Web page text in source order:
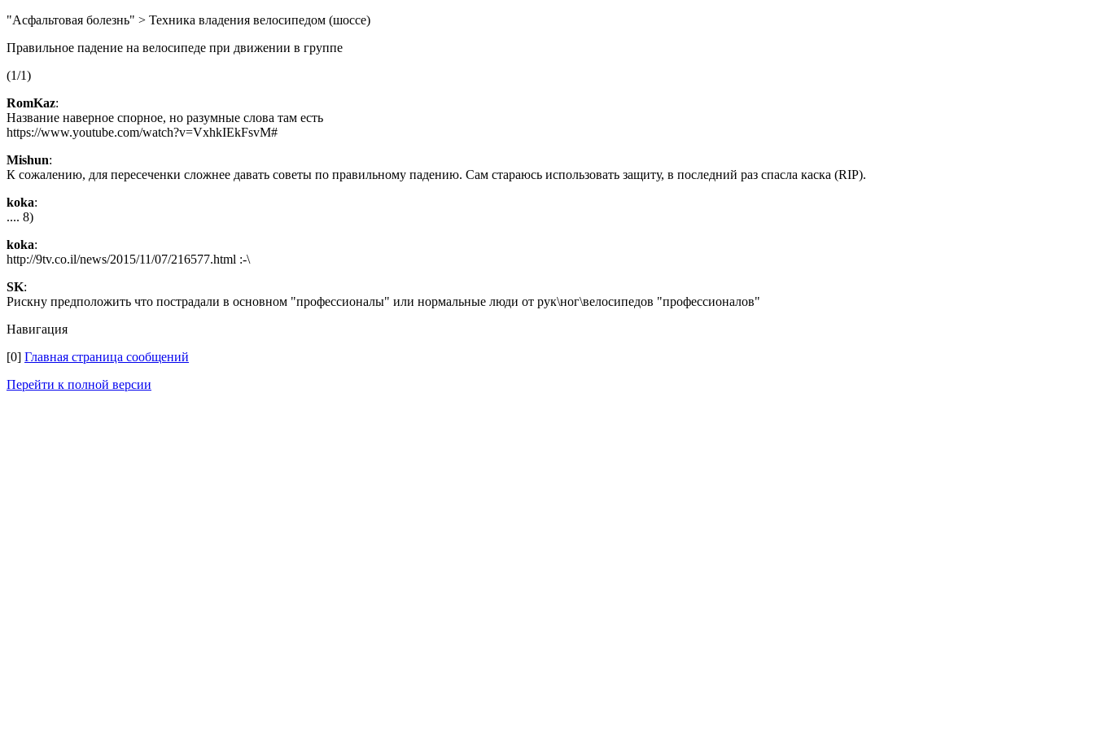
"Асфальтовая болезнь" > Техника владения велосипедом (шоссе)
Правильное падение на велосипеде при движении в группе
(1/1)
RomKaz:
Название наверное спорное, но разумные слова там есть
https://www.youtube.com/watch?v=VxhkIEkFsvM#
Mishun:
К сожалению, для пересеченки сложнее давать советы по правильному падению. Сам стараюсь использовать защиту, в последний раз спасла каска (RIP).
koka:
.... 8)
koka:
http://9tv.co.il/news/2015/11/07/216577.html :-\
SK:
Рискну предположить что пострадали в основном "профессионалы" или нормальные люди от рук\ног\велосипедов "профессионалов"
Навигация
[0] Главная страница сообщений
Перейти к полной версии